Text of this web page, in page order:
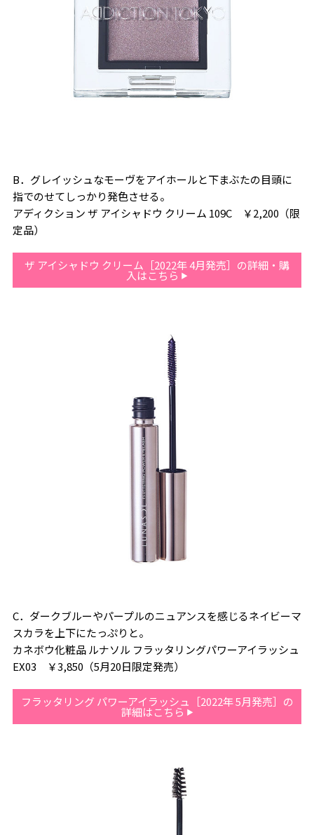
B．グレイッシュなモーヴをアイホールと下まぶたの目頭に
指でのせてしっかり発色させる。
アディクション ザ アイシャドウ クリーム 109C ￥2,200（限
定品）
ザ アイシャドウ クリーム［2022年 4月発売］の詳細・購
入はこちら
C．ダークブルーやパープルのニュアンスを感じるネイビーマ
スカラを上下にたっぷりと。
カネボウ化粧品 ルナソル フラッタリングパワーアイラッシュ
EX03 ￥3,850（5月20日限定発売）
フラッタリング パワーアイラッシュ［2022年 5月発売］の
詳細はこちら